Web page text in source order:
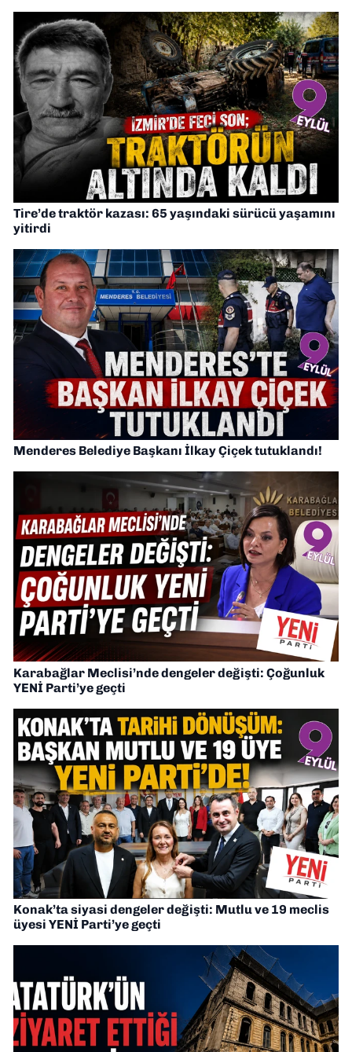
Tire’de traktör kazası: 65 yaşındaki sürücü yaşamını
yitirdi
Menderes Belediye Başkanı İlkay Çiçek tutuklandı!
Karabağlar Meclisi’nde dengeler değişti: Çoğunluk
YENİ Parti’ye geçti
Konak’ta siyasi dengeler değişti: Mutlu ve 19 meclis
üyesi YENİ Parti’ye geçti